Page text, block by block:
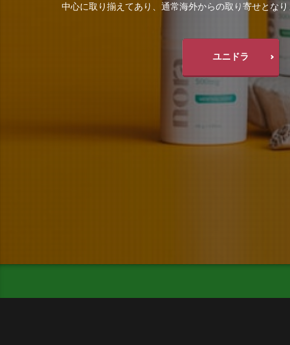
中心に取り揃えてあり、通常海外からの取り寄せとな
ユニドラ